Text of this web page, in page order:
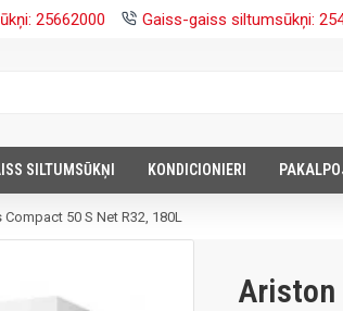
25662000 Gaiss-gaiss siltumsūkņi:
SILTUMSŪKŅI KONDICIONIERI
50 S Net R32, 180L
Ariston